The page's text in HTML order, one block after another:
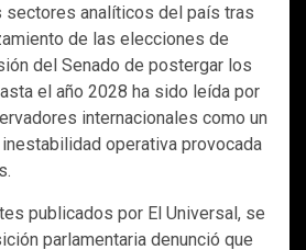
sectores analíticos del país tras
de las elecciones de
del Senado de postergar los
el año 2028 ha sido leída por
internacionales como un
operativa provocada
publicados por El Universal, se
parlamentaria denunció que